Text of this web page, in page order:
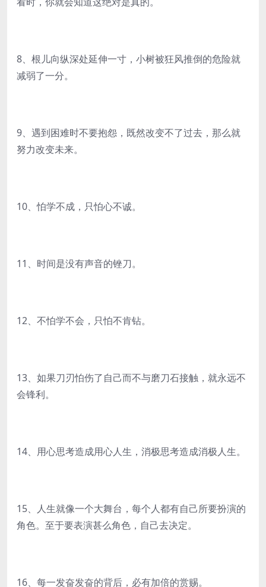
8、根儿向纵深处延伸一寸，小树被狂风推倒的危险就
减弱了一分。
9、遇到困难时不要抱怨，既然改变不了过去，那么就
努力改变未来。
10、怕学不成，只怕心不诚。
11、时间是没有声音的锉刀。
12、不怕学不会，只怕不肯钻。
13、如果刀刃怕伤了自己而不与磨刀石接触，就永远不
会锋利。
14、用心思考造成用心人生，消极思考造成消极人生。
15、人生就像一个大舞台，每个人都有自己所要扮演的
角色。至于要表演甚么角色，自己去决定。
16、每一发奋发奋的背后，必有加倍的赏赐。